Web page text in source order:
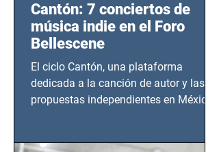
Cantón: 7 conciertos de
música indie en el Foro
Bellescene
El ciclo Cantón, una plataforma
dedicada a la canción de autor y las
propuestas independientes en México,
CDMX), todos los miércoles a partir del